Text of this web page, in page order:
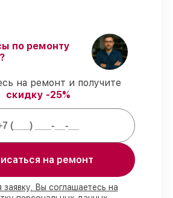
сроков починки–
сервиса
печи MS-2352T,
с клиентом.
обслуживание
проводятся с
гарантией.
под контролем клиента
по ремонту
на ремонт и получите
скидку -25%
на ремонт
заявку, Вы соглашаетесь на